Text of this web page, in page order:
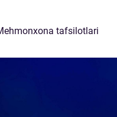
tafsilotlari